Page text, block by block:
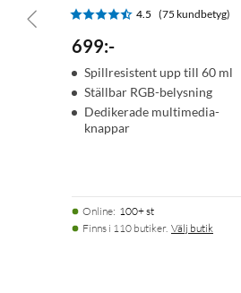
4.5 (75 kundbetyg)
699:-
Spillresistent upp till 60 ml
Ställbar RGB-belysning
Dedikerade multimedia-
knappar
Online: 100+ st
Finns i 110 butiker. Välj butik